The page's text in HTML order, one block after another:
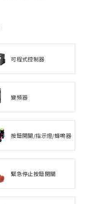
可程式控制器
變頻器
按鈕開關/指示燈/蜂鳴器
緊急停止按鈕開關